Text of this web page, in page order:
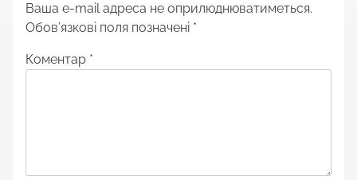
Ваша e-mail адреса не оприлюднюватиметься.
Обов’язкові поля позначені *
Коментар *